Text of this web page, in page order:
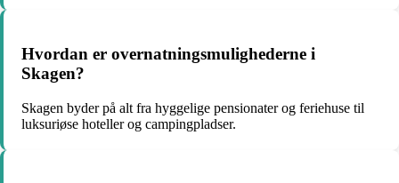
Hvordan er overnatningsmulighederne i
Skagen?
Skagen byder på alt fra hyggelige pensionater og feriehuse til
luksuriøse hoteller og campingpladser.